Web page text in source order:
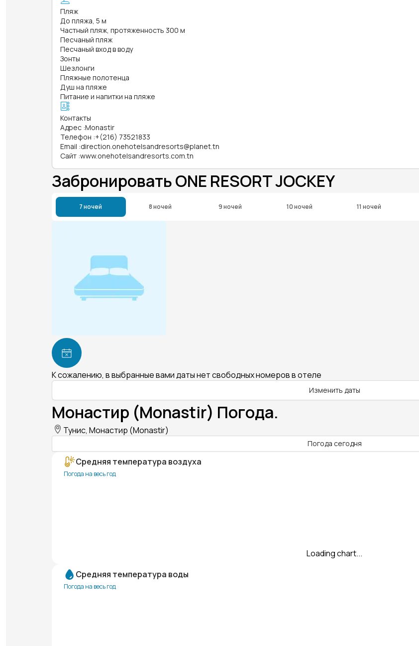
Пляж
До пляжа, 5 м
Частный пляж, протяженность 300 м
Песчаный пляж
Песчаный вход в воду
Зонты
Шезлонги
Пляжные полотенца
Душ на пляже
Питание и напитки на пляже
Контакты
Адрес :Monastir
Телефон :+(216) 73521833
Email :direction.onehotelsandresorts@planet.tn
Сайт :www.onehotelsandresorts.com.tn
Забронировать ONE RESORT JOCKEY
7 ночей 8 ночей 9 ночей 10 ночей 11 ночей
К сожалению, в выбранные вами даты нет свободных номеров в отеле
Изменить даты
Монастир (Monastir) Погода.
Тунис, Монастир (Monastir)
Погода сегодня
Средняя температура воздуха
Погода на весь год
Loading chart...
Средняя температура воды
Погода на весь год